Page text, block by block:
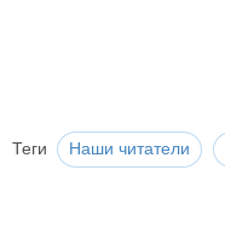
Теги Наши читатели